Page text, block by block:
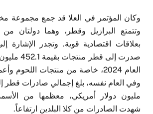
وكان المؤتمر في العلا قد جمع مجموعة
وتتمتع البرازيل وقطر، وهما دولتان من
بعلاقات اقتصادية قوية. وتجدر الإشارة
صدرت إلى
العام 2024، خاصة من منتجات اللحوم
مليون دولار أمريكي، معظمها من
شهدت الصادرات من كلا البلدين ارتفاعاً.